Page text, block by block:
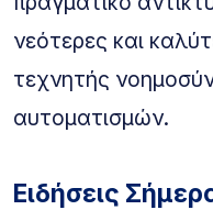
νεότερες και
τεχνητής
αυτοματισμών.
Ειδήσεις